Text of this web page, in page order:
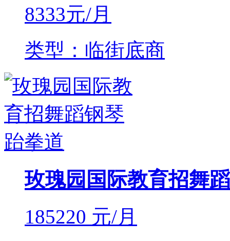
8333元/月
类型：临街底商
玫瑰园国际教育招舞
185220 元/月